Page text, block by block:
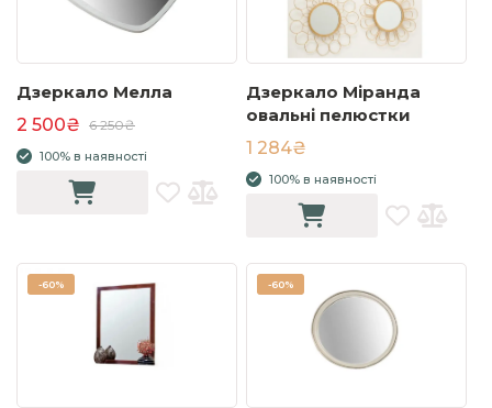
Дзеркало Мелла
2 500₴ 6 250₴
100% в наявності
Дзеркало Міранда
овальні пелюстки
1 284₴
100% в наявності
-60% -60%